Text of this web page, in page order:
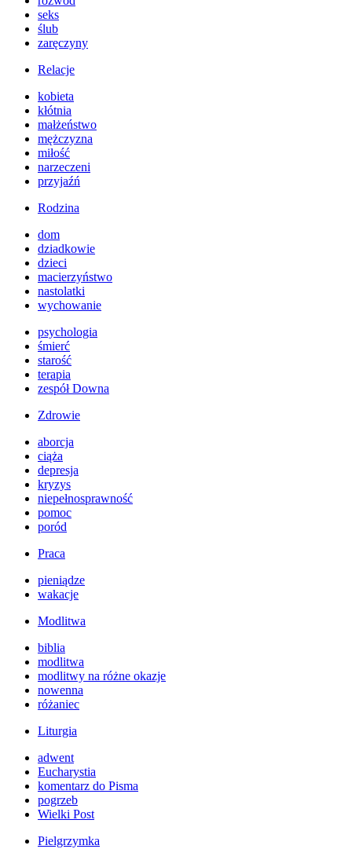
seks
ślub
zaręczyny
Relacje
kobieta
kłótnia
małżeństwo
mężczyzna
miłość
narzeczeni
przyjaźń
Rodzina
dom
dziadkowie
dzieci
macierzyństwo
nastolatki
wychowanie
psychologia
śmierć
starość
terapia
zespół Downa
Zdrowie
aborcja
ciąża
depresja
kryzys
niepełnosprawność
pomoc
poród
Praca
pieniądze
wakacje
Modlitwa
biblia
modlitwa
modlitwy na różne okazje
nowenna
różaniec
Liturgia
adwent
Eucharystia
komentarz do Pisma
pogrzeb
Wielki Post
Pielgrzymka